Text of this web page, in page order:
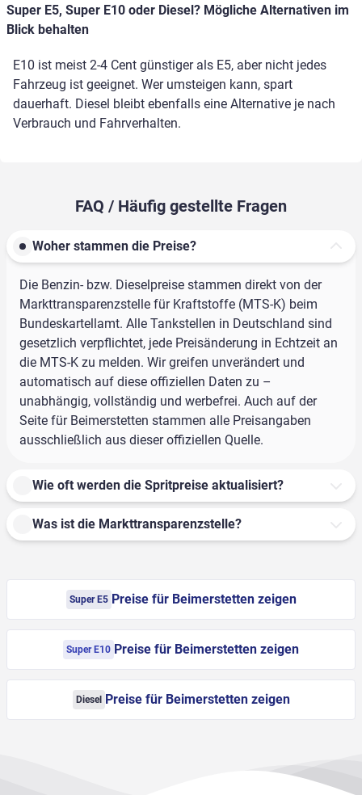
Super E5, Super E10 oder Diesel? Mögliche Alternativen im
Blick behalten
E10 ist meist 2-4 Cent günstiger als E5, aber nicht jedes
Fahrzeug ist geeignet. Wer umsteigen kann, spart
dauerhaft. Diesel bleibt ebenfalls eine Alternative je nach
Verbrauch und Fahrverhalten.
FAQ / Häufig gestellte Fragen
Woher stammen die Preise?
Die Benzin- bzw. Dieselpreise stammen direkt von der
Markttransparenzstelle für Kraftstoffe (MTS-K) beim
Bundeskartellamt. Alle Tankstellen in Deutschland sind
gesetzlich verpflichtet, jede Preisänderung in Echtzeit an
die MTS-K zu melden. Wir greifen unverändert und
automatisch auf diese offiziellen Daten zu –
unabhängig, vollständig und werbefrei. Auch auf der
Seite für Beimerstetten stammen alle Preisangaben
ausschließlich aus dieser offiziellen Quelle.
Wie oft werden die Spritpreise aktualisiert?
Was ist die Markttransparenzstelle?
Super E5 Preise für Beimerstetten zeigen
Super E10 Preise für Beimerstetten zeigen
Diesel Preise für Beimerstetten zeigen